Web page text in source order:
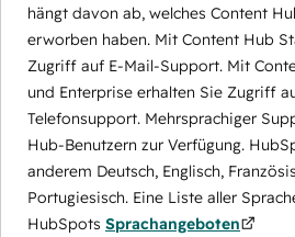
hängt davon ab, welches Content
erworben haben. Mit Content Hub
Zugriff auf E-Mail-Support. Mit
und Enterprise erhalten Sie Zugriff
Telefonsupport. Mehrsprachiger
Hub-Benutzern zur Verfügung.
anderem Deutsch, Englisch,
Portugiesisch. Eine Liste aller
HubSpots Sprachangeboten